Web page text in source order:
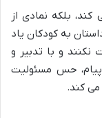
بلکه نمادی از
به کودکان یاد
نکنند و با تدبیر و
حس مسئولیت
می کند.